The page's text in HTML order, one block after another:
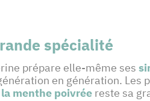
spécialité
prépare elle-même ses
en génération.
la menthe poivrée reste sa